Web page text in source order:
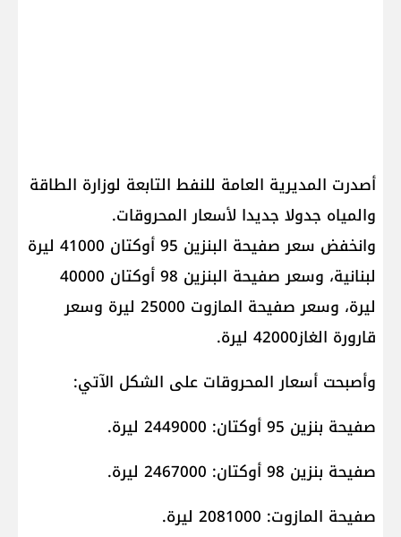
أصدرت المديرية العامة للنفط التابعة ل​وزارة الطاقة
والمياه​ جدولا جديدا لأسعار المحروقات.
وانخفض سعر صفيحة البنزين 95 أوكتان 41000 ليرة
لبنانية، وسعر صفيحة البنزين 98 أوكتان 40000
ليرة، وسعر صفيحة المازوت 25000 ليرة وسعر
قارورة الغاز42000 ليرة.
وأصبحت أسعار المحروقات على الشكل الآتي:
صفيحة بنزين 95 أوكتان: 2449000 ليرة.
صفيحة بنزين 98 أوكتان: 2467000 ليرة.
صفيحة المازوت: 2081000 ليرة.